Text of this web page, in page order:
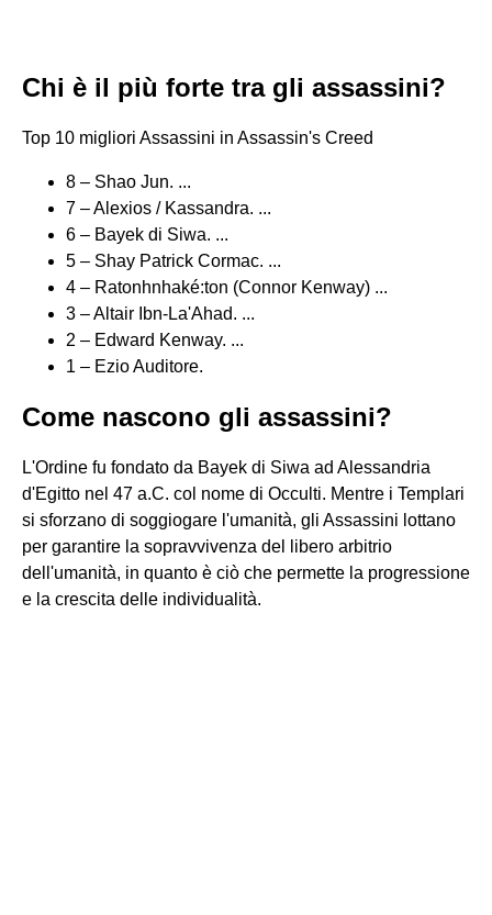
Chi è il più forte tra gli assassini?
Top 10 migliori Assassini in Assassin's Creed
8 – Shao Jun. ...
7 – Alexios / Kassandra. ...
6 – Bayek di Siwa. ...
5 – Shay Patrick Cormac. ...
4 – Ratonhnhaké:ton (Connor Kenway) ...
3 – Altair Ibn-La'Ahad. ...
2 – Edward Kenway. ...
1 – Ezio Auditore.
Come nascono gli assassini?
L'Ordine fu fondato da Bayek di Siwa ad Alessandria
d'Egitto nel 47 a.C. col nome di Occulti. Mentre i Templari
si sforzano di soggiogare l'umanità, gli Assassini lottano
per garantire la sopravvivenza del libero arbitrio
dell'umanità, in quanto è ciò che permette la progressione
e la crescita delle individualità.